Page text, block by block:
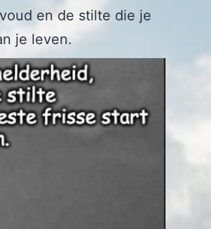
en de stilte die je
je leven.